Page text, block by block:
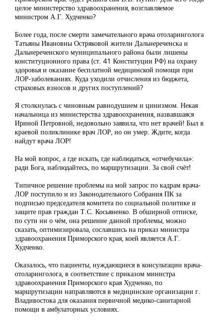
целое министерство здравоохранения, возглавляемое
министром А.Г. Худченко?
Более года, после смерти замечательного врача отоларинголога
Татьяны Ивановны Остряковой жители Дальнереченска и
Дальнереченского муниципального района были лишены
конституционного права (ст. 41 Конституции РФ) на охрану
здоровья и оказание бесплатной медицинской помощи при
ЛОР-заболеваниях. Куда уходили отчисления из бюджета,
страховых взносов и других поступлений?
Я столкнулась с чиновным равнодушием и цинизмом. Некая
начальница из министерства здравоохранения, назвавшаяся
Ириной Петровной, недовольно заявила, что нет врачей! Был в
краевой поликлинике врач ЛОР, но он умер. Ждите, когда
найдут врача ЛОР!
На мой вопрос, а где искать, где наблюдаться, «отчебучила»:
ради Бога, наблюдайтесь, по маршрутизации. За свой счёт!
Типичное решение проблемы на мой запрос по кадрам врача-
ЛОР поступило и из Законодательного Собрания ПК за
подписью председателя комитета по социальной политике и
защите прав граждан Т.С. Косьяненко. В обширной отписке,
по сути ни о чём, она решение данной проблемы, можно
сказать, оптимизировала, сославшись на приказ министра
здравоохранения Приморского края, коей является А.Г.
Худченко.
Оказалось, что пациенты, нуждающиеся в консультации врача-
отоларинголога, в соответствие с приказом министра
здравоохранения Приморского края Худченко, по
маршрутизации направляются в медицинские организации г.
Владивостока для оказания первичной медико-санитарной
помощи в амбулаторных условиях.